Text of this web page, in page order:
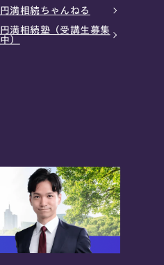
円満相続ちゃんねる
円満相続塾（受講生募集
中）